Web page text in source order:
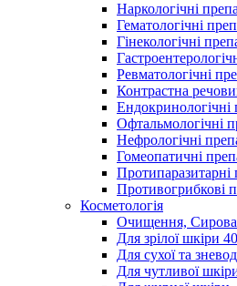
Наркологічні
Гематологічні
Гінекологічні
Ревматологічні
Контрастна
Eндокринологічні
Офтальмологічні
Нефрологічні
Гомеопатичні
Протипаразитарні
Противогрибкові
Косметологія
Очищення,
Для зрілої шкіри
Для сухої та
Для чутливої